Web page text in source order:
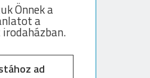
Önnek a
a
ad